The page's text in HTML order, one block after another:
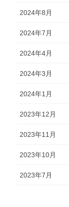
2024年8月
2024年7月
2024年4月
2024年3月
2024年1月
2023年12月
2023年11月
2023年10月
2023年7月